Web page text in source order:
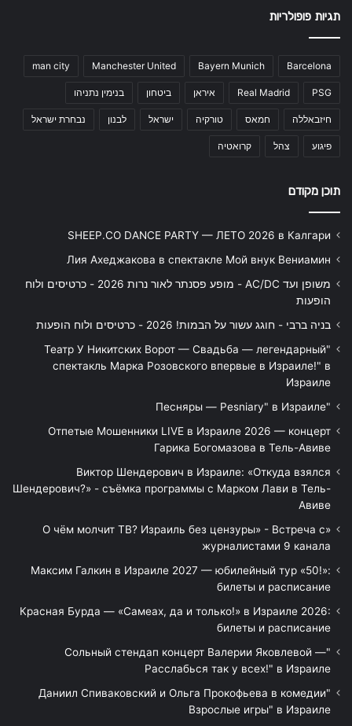
תגיות פופולריות
Barcelona
Bayern Munich
Manchester United
man city
PSG
Real Madrid איראן ביטחון בנימין נתניהו
חיזבאללה חמאס טורקיה ישראל לבנון נבחרת ישראל
פיגוע צהל קרואטיה
תוכן מקודם
SHEEP.CO DANCE PARTY — ЛЕТО 2026 в Калгари
Лия Ахеджакова в спектакле Мой внук Вениамин
משופן ועד AC/DC - מופע פסנתר לאור נרות 2026 - כרטיסים ולוח
הופעות
בניה ברבי - חוגג עשור על הבמות! 2026 - כרטיסים ולוח הופעות
"Театр У Никитских Ворот — Свадьба — легендарный
спектакль Марка Розовского впервые в Израиле!" в
Израиле
"Песняры — Pesniary" в Израиле
Отпетые Мошенники LIVE в Израиле 2026 — концерт
Гарика Богомазова в Тель-Авиве
Виктор Шендерович в Израиле: «Откуда взялся
Шендерович?» - съёмка программы с Марком Лави в Тель-
Авиве
«О чём молчит ТВ? Израиль без цензуры» - Встреча с
журналистами 9 канала
Максим Галкин в Израиле 2027 — юбилейный тур «50!»:
билеты и расписание
Красная Бурда — «Самеах, да и только!» в Израиле 2026:
билеты и расписание
"Сольный стендап концерт Валерии Яковлевой —
Расслабься так у всех!" в Израиле
"Даниил Спиваковский и Ольга Прокофьева в комедии
Взрослые игры" в Израиле